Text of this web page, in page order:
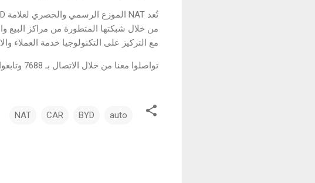
مع التركيز على التكنولوجيا خدمة العملاء
تواصلوا معنا من خلال الاتصال بـ 7688 وتابعوا آخر أخبارنا على منصات التواصل الاجتماعي.
auto
BYD
CAR
NAT